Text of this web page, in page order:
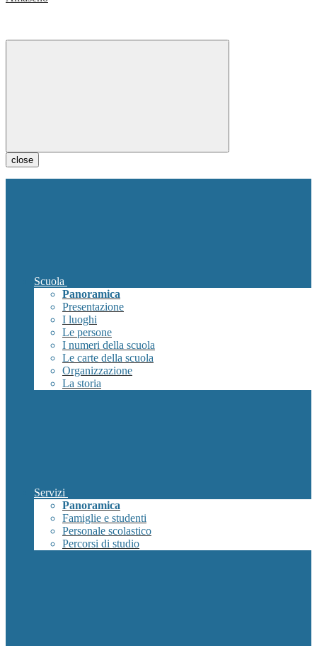
close
Scuola
Panoramica
Presentazione
I luoghi
Le persone
I numeri della scuola
Le carte della scuola
Organizzazione
La storia
Servizi
Panoramica
Famiglie e studenti
Personale scolastico
Percorsi di studio